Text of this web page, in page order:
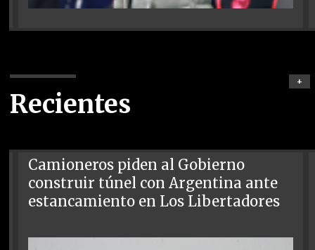
Recientes
+
Camioneros piden al Gobierno
construir túnel con Argentina ante
estancamiento en Los Libertadores